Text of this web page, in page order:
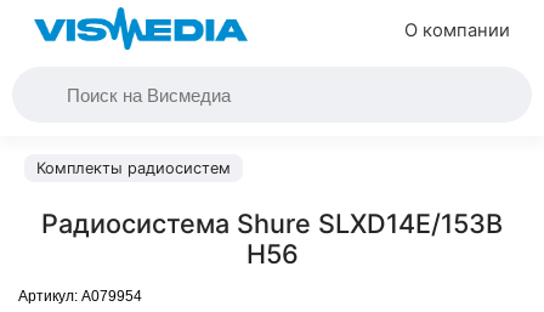
О компании
Комплекты радиосистем
Радиосистема Shure SLXD14E/153B
H56
Артикул: A079954